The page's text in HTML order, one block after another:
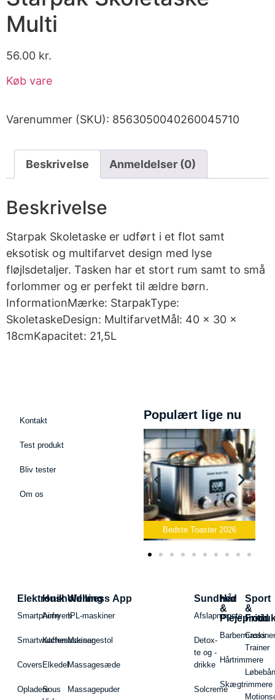
Multi
56.00 kr.
Køb vare
Varenummer (SKU): 8563050040260045710
Beskrivelse Anmeldelser (0)
Beskrivelse
Starpak Skoletaske er udført i et flot samt
eksotisk og multifarvet design med lyse
fløjlsdetaljer. Tasken har et stort rum samt to små
forlommer og er perfekt til ældre børn.
InformationMærke: StarpakType:
SkoletaskeDesign: MultifarvetMål: 40 x 30 x
18cmKapacitet: 21,5L
Kontakt
Test produkt
Bliv tester
Om os
Populært lige nu
Bedste Toaster 2026
Elektronik
Smartphone
Smartwatches
Covers
Opladere
Husholdning
Airfryers
Kaffemaskiner
Elkedel
Sous
Wellness App
IPL-maskiner
Massagestol
Massagesæde
Massagepuder
Sundhed
Afslapningste
Detox-
te og -
drikke
Solcreme
Hår
&
Hårtrimmere
Skægtrimmere
Sport
&
Fritid
Cross
Trainer